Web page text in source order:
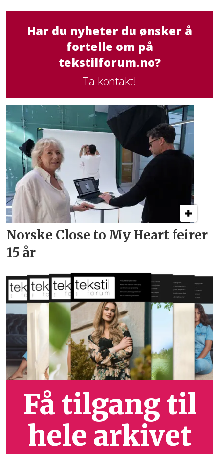
Har du nyheter du ønsker å
fortelle om på
tekstilforum.no?
Ta kontakt!
Norske Close to My Heart feirer
15 år
Få tilgang til
hele arkivet